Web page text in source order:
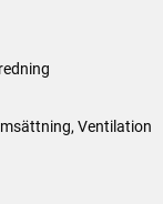
Ventilation